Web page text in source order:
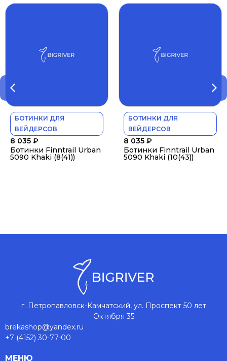
БОТИНКИ ДЛЯ
ВЕЙДЕРСОВ
8 035 ₽
Ботинки Finntrail Urban
5090 Khaki (8(41))
БОТИНКИ ДЛЯ
ВЕЙДЕРСОВ
8 035 ₽
Ботинки Finntrail Urban
5090 Khaki (10(43))
г. Петропавловск-Камчатский, ул. Проспект 50 лет
Октября 35
brekashop@yandex.ru
+7 (4152) 30-77-00
МЕНЮ